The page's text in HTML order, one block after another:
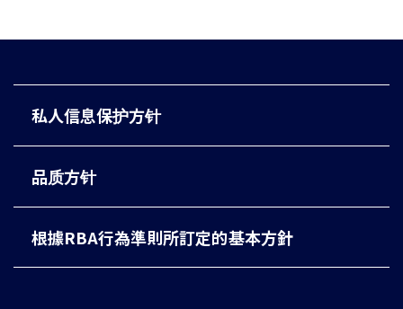
私人信息保护方针
品质方针
根據RBA行為準則所訂定的基本方針